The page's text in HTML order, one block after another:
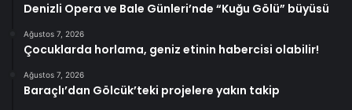
Denizli Opera ve Bale Günleri’nde “Kuğu Gölü” büyüsü
Ağustos 7, 2026
Çocuklarda horlama, geniz etinin habercisi olabilir!
Ağustos 7, 2026
Baraçlı’dan Gölcük’teki projelere yakın takip